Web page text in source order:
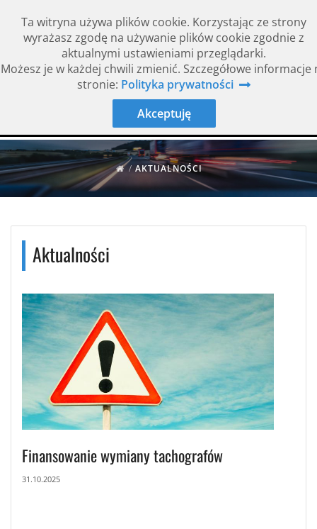
Rok założenia 1994 ISO 9001
/AKTUALNOŚCI
Aktualności
Finansowanie wymiany tachografów
31.10.2025
Ta witryna używa plików cookie. Korzystając ze strony
wyrażasz zgodę na używanie plików cookie zgodnie z
aktualnymi ustawieniami przeglądarki.
Możesz je w każdej chwili zmienić. Szczegółowe informacje
stronie: Polityka prywatności
Akceptuję